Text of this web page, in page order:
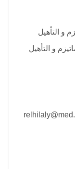
و التأهيل
و التأهيل